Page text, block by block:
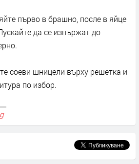
първо в брашно, после в яйце
да се изпържат до
соеви шницели върху решетка и
по избор.